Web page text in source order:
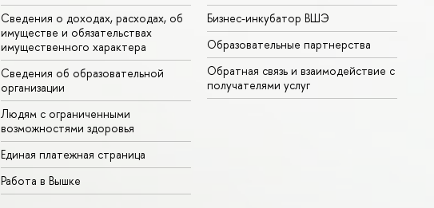
Сведения о доходах, расходах, об
имуществе и обязательствах
имущественного характера
Сведения об образовательной
организации
Людям с ограниченными
возможностями здоровья
Единая платежная страница
Работа в Вышке
Бизнес-инкубатор ВШЭ
Образовательные партнерства
Обратная связь и взаимодействие с
получателями услуг